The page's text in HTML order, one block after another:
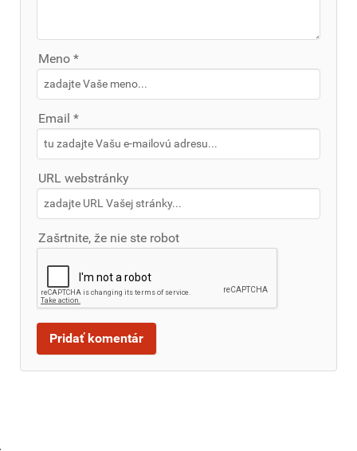
Meno *
Email *
URL webstránky
Zašrtnite, že nie ste robot